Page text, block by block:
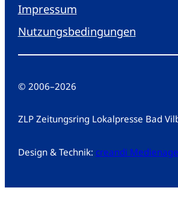
Impressum
Nutzungsbedingungen
© 2006–2026
ZLP Zeitungsring Lokalpresse Bad
Design & Technik: creandi